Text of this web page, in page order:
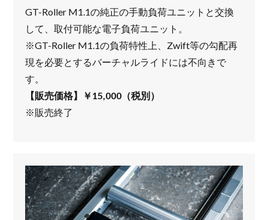
GT-Roller M1.1の純正の手動負荷ユニットと交換
して、取付可能な電子負荷ユニット。
※GT-Roller M1.1の負荷特性上、Zwift等の勾配再
現を必要とするバーチャルライドには不向きで
す。
【販売価格】￥15,000（税別）
※販売終了